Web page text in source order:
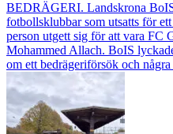
BEDRÄGERI. Landskrona
fotbollsklubbar som utsatts för
person utgett sig för att vara FC
Mohammed Allach. BoIS
om ett bedrägeriförsök och